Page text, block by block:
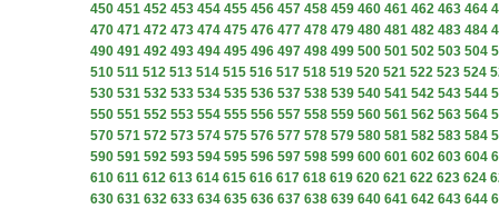
450 451 452 453 454 455 456 457 458 459 460 461 462 463 464
470 471 472 473 474 475 476 477 478 479 480 481 482 483 484
490 491 492 493 494 495 496 497 498 499 500 501 502 503 504
510 511 512 513 514 515 516 517 518 519 520 521 522 523 524
530 531 532 533 534 535 536 537 538 539 540 541 542 543 544
550 551 552 553 554 555 556 557 558 559 560 561 562 563 564
570 571 572 573 574 575 576 577 578 579 580 581 582 583 584
590 591 592 593 594 595 596 597 598 599 600 601 602 603 604
610 611 612 613 614 615 616 617 618 619 620 621 622 623 624
630 631 632 633 634 635 636 637 638 639 640 641 642 643 644